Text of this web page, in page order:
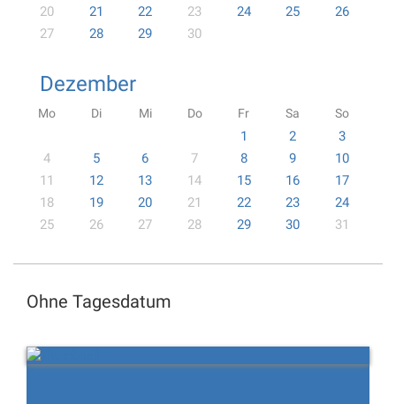
20
21 22 23 24 25
26
27
28 29 30
Dezember
Mo Di Mi Do Fr Sa So
1 2
3
4
5 6 7 8 9
10
11
12 13 14 15 16
17
18
19 20 21 22 23
24
25
26 27 28 29 30 31
Ohne Tagesdatum